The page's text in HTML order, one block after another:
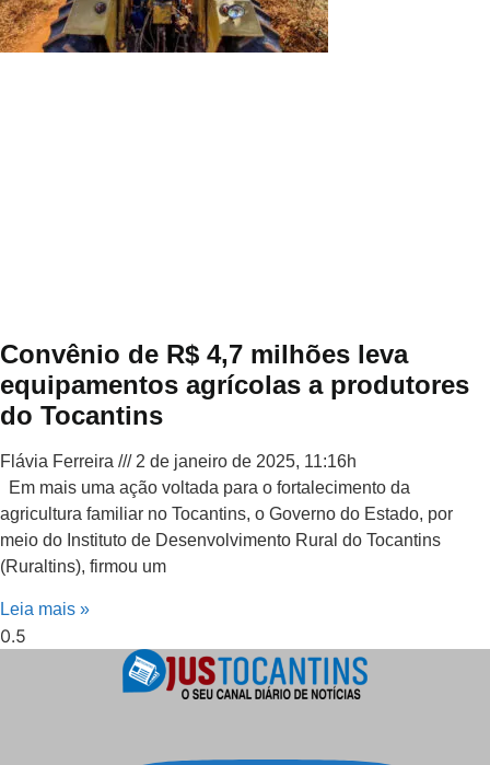
Convênio de R$ 4,7 milhões leva
equipamentos agrícolas a produtores
do Tocantins
Flávia Ferreira
2 de janeiro de 2025, 11:16h
Em mais uma ação voltada para o fortalecimento da
agricultura familiar no Tocantins, o Governo do Estado, por
meio do Instituto de Desenvolvimento Rural do Tocantins
(Ruraltins), firmou um
Leia mais »